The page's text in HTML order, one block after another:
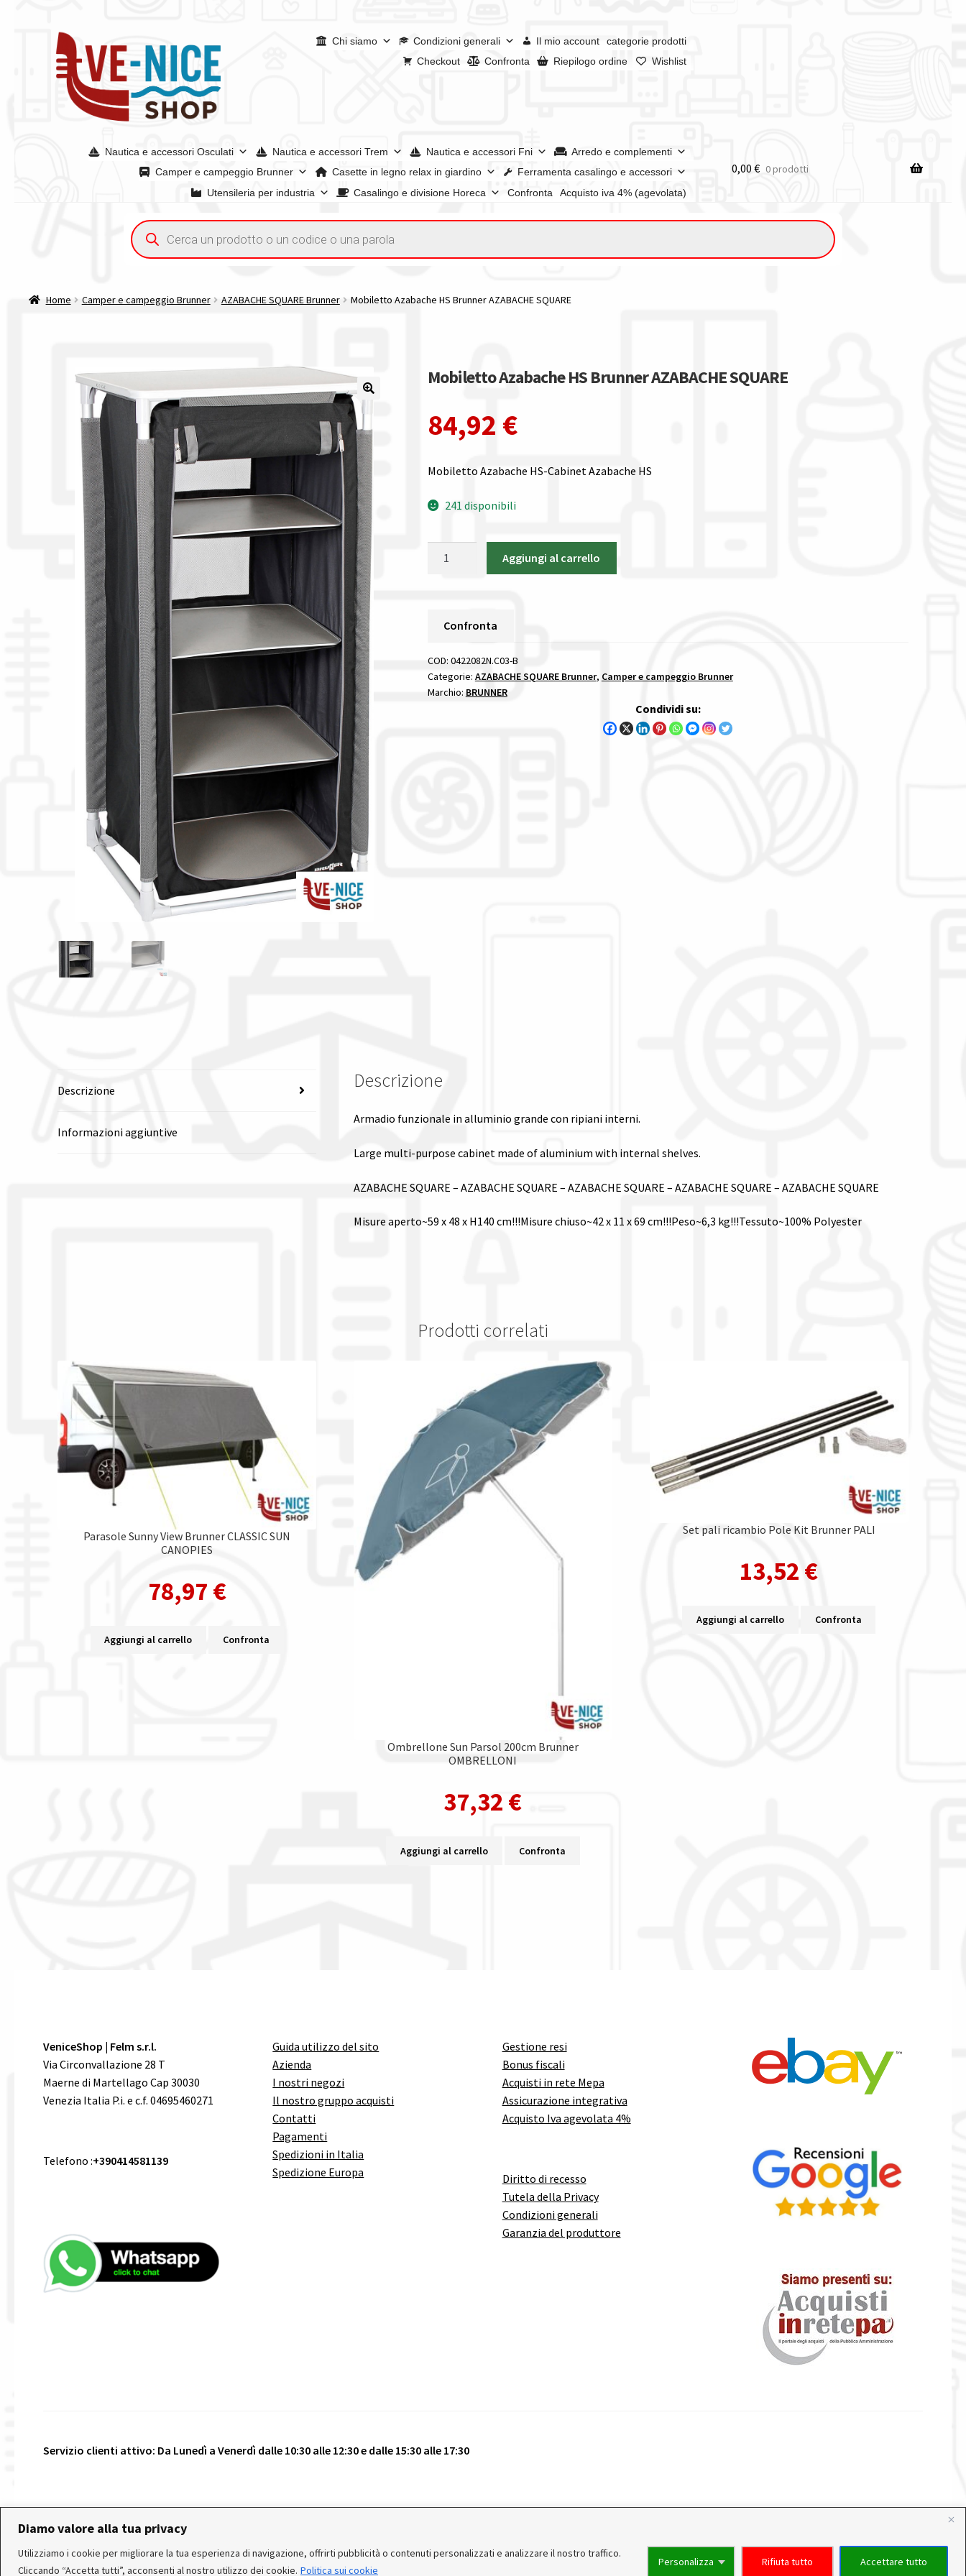
Diamo valore alla tua privacy
Utilizziamo i cookie per migliorare la tua esperienza di navigazione, offrirti pubblicità o contenuti personalizzati e analizzare il nostro traffico.
Cliccando “Accetta tutti”, acconsenti al nostro utilizzo dei cookie. Politica sui cookie
Personalizza Rifiuta tutto Accettare tutto
alla
navigazione
contenuto
Chi siamo Condizioni generali Il mio account
categorie prodotti
Checkout
Confronta Riepilogo ordine Wishlist
Nautica e accessori Osculati Nautica e accessori Trem Nautica e accessori Fni
Arredo e complementi
Camper e campeggio Brunner
Casette in legno relax in giardino
Ferramenta casalingo e accessori
Utensileria per industria
Casalingo e divisione Horeca Confronta Acquisto iva 4% (agevolata)
Acquisto iva 4% (agevolata)Chi siamoCondizioni generaliConfrontaConfrontaI nostri negoziRiepilogo ordine
Spedizioni in europaSpedizioni in italiaTutte le categorie dei prodottiWishlistCheckoutIl mio account
0,00 € 0 prodotti
Ricerca
prodotti
Home Camper e campeggio Brunner AZABACHE SQUARE Brunner Mobiletto Azabache HS Brunner AZABACHE SQUARE
Mobiletto Azabache HS Brunner AZABACHE SQUARE
84,92 €
Mobiletto Azabache HS-Cabinet Azabache HS
241 disponibili
AZABACHE
quantità
Aggiungi al carrello
Confronta
COD: 0422082N.C03-B
Categorie: AZABACHE SQUARE Brunner, Camper e campeggio Brunner
Marchio: BRUNNER
Condividi su:
Descrizione
Informazioni aggiuntive
Descrizione
Armadio funzionale in alluminio grande con ripiani interni.
Large multi-purpose cabinet made of aluminium with internal shelves.
AZABACHE SQUARE – AZABACHE SQUARE – AZABACHE SQUARE – AZABACHE SQUARE – AZABACHE SQUARE
Misure aperto~59 x 48 x H140 cm!!!Misure chiuso~42 x 11 x 69 cm!!!Peso~6,3 kg!!!Tessuto~100% Polyester
Prodotti correlati
Parasole Sunny View Brunner CLASSIC SUN
CANOPIES
78,97 €
Aggiungi al carrello Confronta
Ombrellone Sun Parsol 200cm Brunner
OMBRELLONI
37,32 €
Aggiungi al carrello Confronta
Set pali ricambio Pole Kit Brunner PALI
13,52 €
Aggiungi al carrello Confronta
VeniceShop | Felm s.r.l.
Via Circonvallazione 28 T
Maerne di Martellago Cap 30030
Venezia Italia P.i. e c.f. 04695460271
Telefono :+390414581139
Guida utilizzo del sito
Azienda
I nostri negozi
Il nostro gruppo acquisti
Contatti
Pagamenti
Spedizioni in Italia
Spedizione Europa
Gestione resi
Bonus fiscali
Acquisti in rete Mepa
Assicurazione integrativa
Acquisto Iva agevolata 4%
Diritto di recesso
Tutela della Privacy
Condizioni generali
Garanzia del produttore
Servizio clienti attivo: Da Lunedì a Venerdì dalle 10:30 alle 12:30 e dalle 15:30 alle 17:30
© 2026 Realizzato da VeniceShop.it